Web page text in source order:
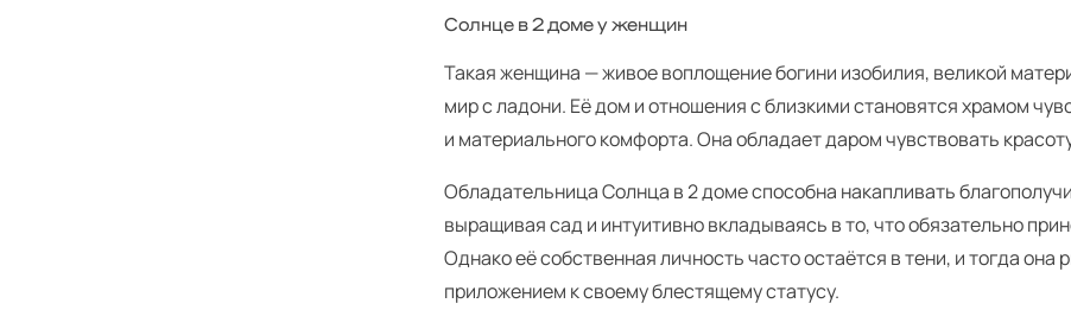
Солнце в 2 доме у женщин
Такая женщина — живое воплощение богини изобилия, великой
мир с ладони. Её дом и отношения с близкими становятся храмом
и материального комфорта. Она обладает даром чувствовать
Обладательница Солнца в 2 доме способна накапливать
выращивая сад и интуитивно вкладываясь в то, что обязательно
Однако её собственная личность часто остаётся в тени, и тогда она
приложением к своему блестящему статусу.